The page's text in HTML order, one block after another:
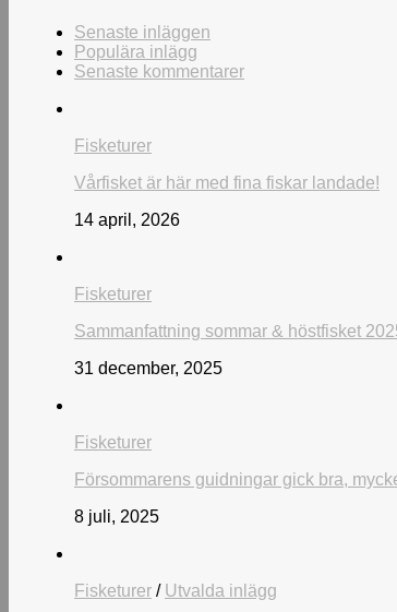
Senaste inläggen
Populära inlägg
Senaste kommentarer
Fisketurer
Vårfisket är här med fina fiskar landade!
14 april, 2026
Fisketurer
Sammanfattning sommar & höstfisket
31 december, 2025
Fisketurer
Försommarens guidningar gick bra,
8 juli, 2025
Fisketurer / Utvalda inlägg